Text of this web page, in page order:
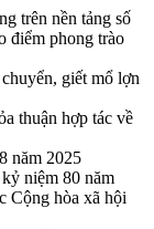
trên nền tảng số
điểm phong trào
giết mổ lợn
thuận hợp tác về
năm 2025
niệm 80 năm
Cộng hòa xã hội